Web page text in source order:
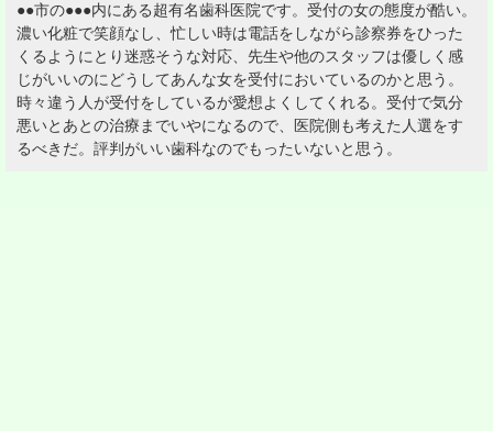
●●市の●●●内にある超有名歯科医院です。受付の女の態度が酷い。
濃い化粧で笑顔なし、忙しい時は電話をしながら診察券をひった
くるようにとり迷惑そうな対応、先生や他のスタッフは優しく感
じがいいのにどうしてあんな女を受付においているのかと思う。
時々違う人が受付をしているが愛想よくしてくれる。受付で気分
悪いとあとの治療までいやになるので、医院側も考えた人選をす
るべきだ。評判がいい歯科なのでもったいないと思う。